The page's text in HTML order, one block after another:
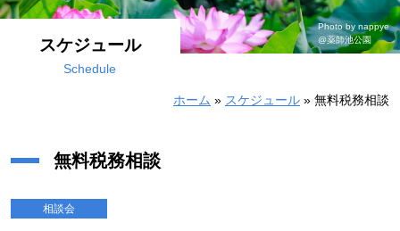
スケジュール
Schedule
Photo by nappye
@薬師池公園
ホーム » スケジュール » 無料税務相談
無料税務相談
相談会